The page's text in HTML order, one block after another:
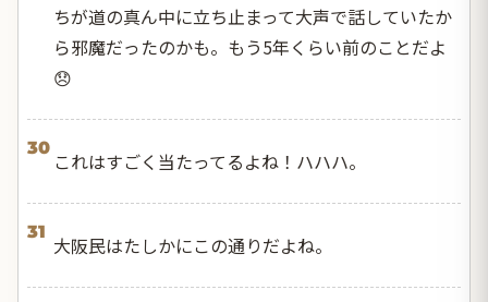
ちが道の真ん中に立ち止まって大声で話していたか
ら邪魔だったのかも。もう5年くらい前のことだよ
😞
30
これはすごく当たってるよね！ハハハ。
31
大阪民はたしかにこの通りだよね。